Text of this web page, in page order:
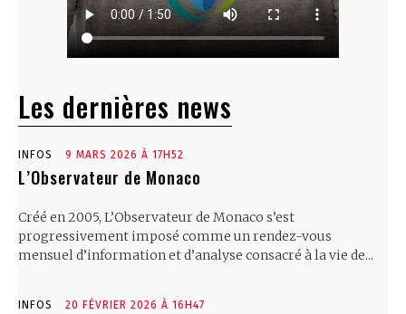
Les dernières news
INFOS 9 MARS 2026 À 17H52
L’Observateur de Monaco
Créé en 2005, L’Observateur de Monaco s’est
progressivement imposé comme un rendez-vous
mensuel d’information et d’analyse consacré à la vie de...
INFOS 20 FÉVRIER 2026 À 16H47